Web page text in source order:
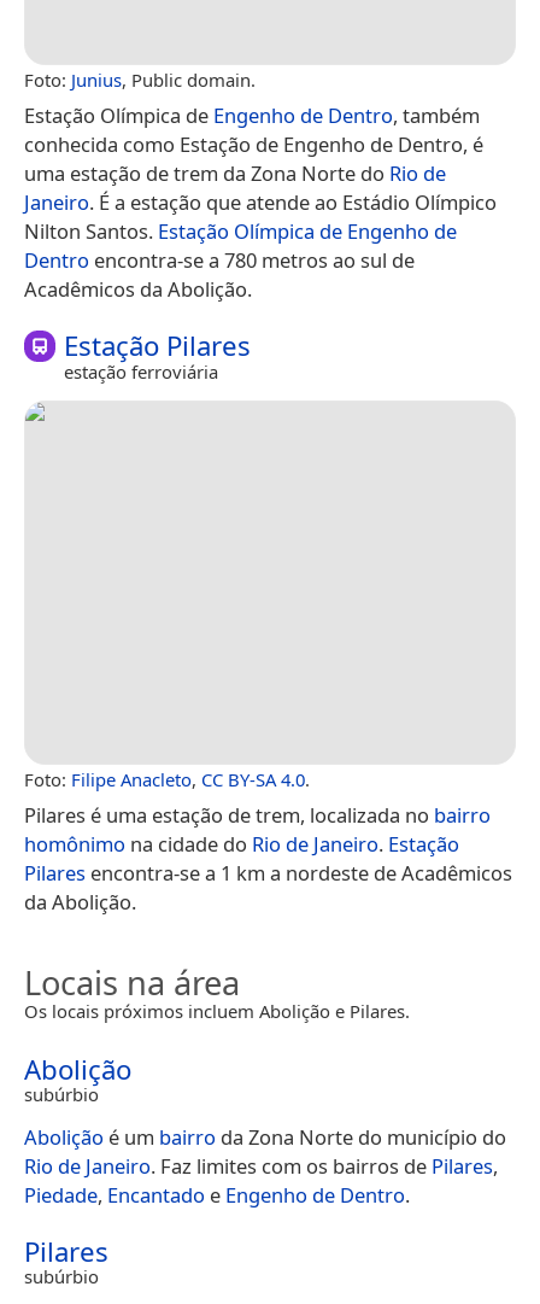
Foto: Junius, Public domain.
Estação Olímpica de Engenho de Dentro, também
conhecida como Estação de Engenho de Dentro, é
uma estação de trem da Zona Norte do Rio de
Janeiro. É a estação que atende ao Estádio Olímpico
Nilton Santos. Estação Olímpica de Engenho de
Dentro encontra-se a 780 metros ao sul de
Acadêmicos da Abolição.
Estação Pilares
estação ferroviária
Foto: Filipe Anacleto, CC BY-SA 4.0.
Pilares é uma estação de trem, localizada no bairro
homônimo na cidade do Rio de Janeiro. Estação
Pilares encontra-se a 1 km a nordeste de Acadêmicos
da Abolição.
Locais na área
Os locais próximos incluem Abolição e Pilares.
Abolição
subúrbio
Abolição é um bairro da Zona Norte do município do
Rio de Janeiro. Faz limites com os bairros de Pilares,
Piedade, Encantado e Engenho de Dentro.
Pilares
subúrbio